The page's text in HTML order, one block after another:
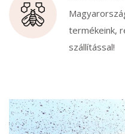
termékeink,
szállítással!